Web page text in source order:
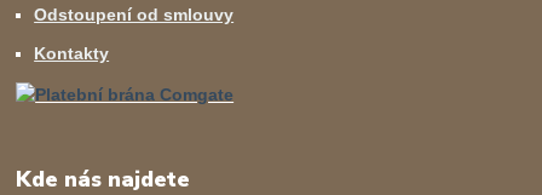
Odstoupení od smlouvy
Kontakty
Kde nás najdete